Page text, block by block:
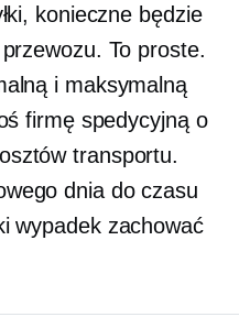
konieczne będzie
To proste.
i maksymalną
firmę spedycyjną o
transportu.
dnia do czasu
wypadek zachować